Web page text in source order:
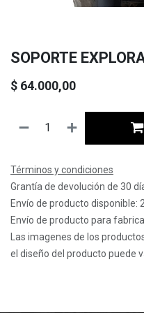
SOPORTE
$ 64.000,00
Términos y condiciones
Grantía de devolución de 30
Envío de producto disponible:
Envío de producto para
Las imagenes de los
el diseño del producto puede